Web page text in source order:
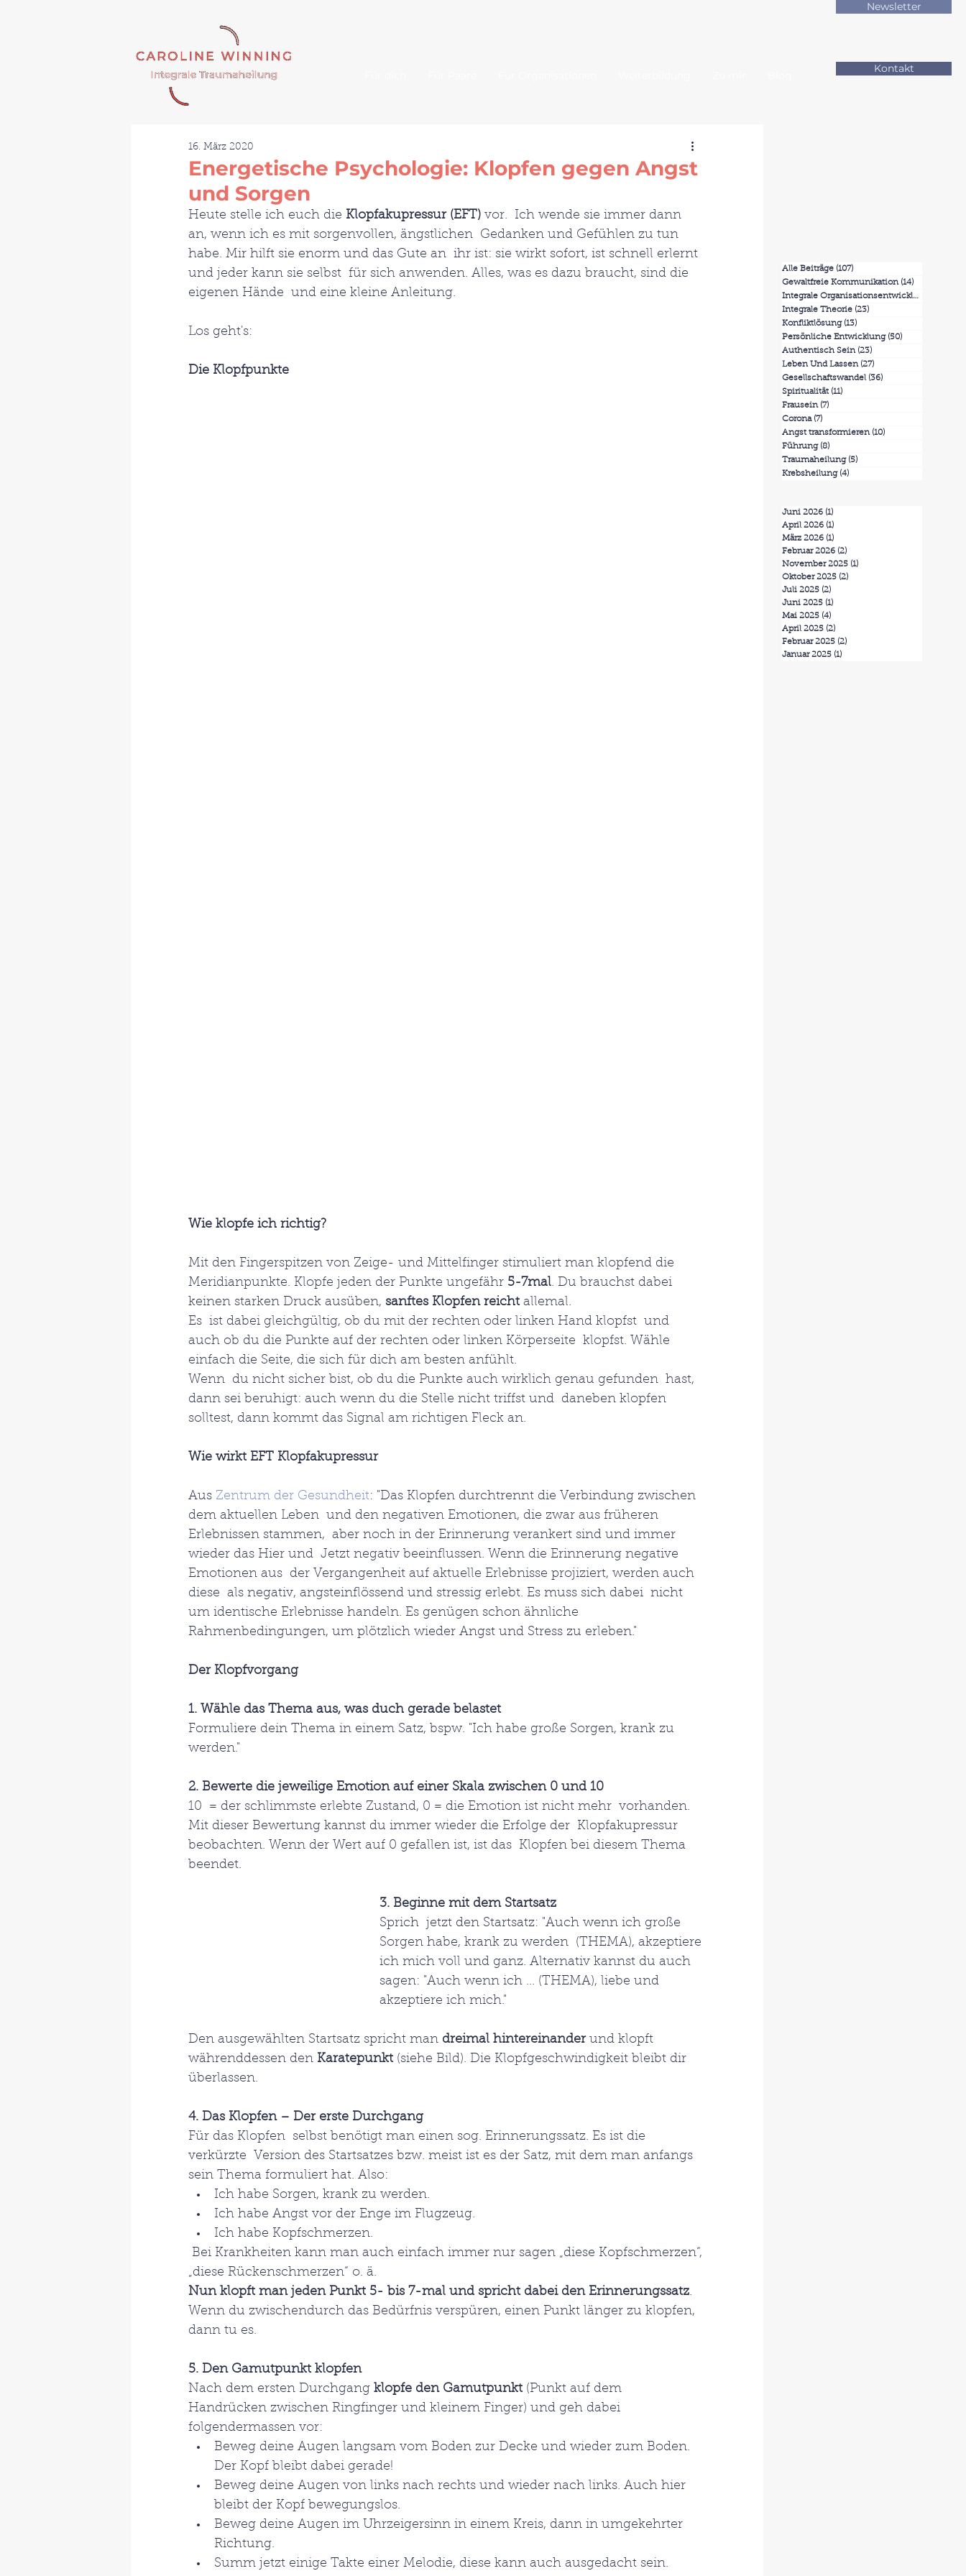
Newsletter
Kontakt
Energetische Psychologie: Klopfen gegen Angst
und Sorgen
16. März 2020
Heute stelle ich euch die Klopfakupressur (EFT) vor.  Ich wende sie immer dann
an, wenn ich es mit sorgenvollen, ängstlichen  Gedanken und Gefühlen zu tun
habe. Mir hilft sie enorm und das Gute an  ihr ist: sie wirkt sofort, ist schnell erlernt
und jeder kann sie selbst  für sich anwenden. Alles, was es dazu braucht, sind die
eigenen Hände  und eine kleine Anleitung.
Los geht's:
Die Klopfpunkte
Wie klopfe ich richtig?
Mit den Fingerspitzen von Zeige- und Mittelfinger stimuliert man klopfend die
Meridianpunkte. Klopfe jeden der Punkte ungefähr 5-7mal. Du brauchst dabei
keinen starken Druck ausüben, sanftes Klopfen reicht allemal.
Es  ist dabei gleichgültig, ob du mit der rechten oder linken Hand klopfst  und
auch ob du die Punkte auf der rechten oder linken Körperseite  klopfst. Wähle
einfach die Seite, die sich für dich am besten anfühlt.
Wenn  du nicht sicher bist, ob du die Punkte auch wirklich genau gefunden  hast,
dann sei beruhigt: auch wenn du die Stelle nicht triffst und  daneben klopfen
solltest, dann kommt das Signal am richtigen Fleck an.
Wie wirkt EFT Klopfakupressur
Aus Zentrum der Gesundheit: "Das Klopfen durchtrennt die Verbindung zwischen
dem aktuellen Leben  und den negativen Emotionen, die zwar aus früheren
Erlebnissen stammen,  aber noch in der Erinnerung verankert sind und immer
wieder das Hier und  Jetzt negativ beeinflussen. Wenn die Erinnerung negative
Emotionen aus  der Vergangenheit auf aktuelle Erlebnisse projiziert, werden auch
diese  als negativ, angsteinflössend und stressig erlebt. Es muss sich dabei  nicht
um identische Erlebnisse handeln. Es genügen schon ähnliche
Rahmenbedingungen, um plötzlich wieder Angst und Stress zu erleben."
Der Klopfvorgang
1. Wähle das Thema aus, was duch gerade belastet
Formuliere dein Thema in einem Satz, bspw. "Ich habe große Sorgen, krank zu
werden."
2. Bewerte die jeweilige Emotion auf einer Skala zwischen 0 und 10
10  = der schlimmste erlebte Zustand, 0 = die Emotion ist nicht mehr  vorhanden.
Mit dieser Bewertung kannst du immer wieder die Erfolge der  Klopfakupressur
beobachten. Wenn der Wert auf 0 gefallen ist, ist das  Klopfen bei diesem Thema
beendet.
3. Beginne mit dem Startsatz
Sprich  jetzt den Startsatz: "Auch wenn ich große
Sorgen habe, krank zu werden  (THEMA), akzeptiere
ich mich voll und ganz. Alternativ kannst du auch
sagen: "Auch wenn ich ... (THEMA), liebe und
akzeptiere ich mich."
Den ausgewählten Startsatz spricht man dreimal hintereinander und klopft
währenddessen den Karatepunkt (siehe Bild). Die Klopfgeschwindigkeit bleibt dir
überlassen.
4. Das Klopfen – Der erste Durchgang
Für das Klopfen  selbst benötigt man einen sog. Erinnerungssatz. Es ist die
verkürzte  Version des Startsatzes bzw. meist ist es der Satz, mit dem man anfangs
sein Thema formuliert hat. Also:
Ich habe Sorgen, krank zu werden.
Ich habe Angst vor der Enge im Flugzeug.
Ich habe Kopfschmerzen.
„diese Rückenschmerzen“ o. ä.
Nun klopft man jeden Punkt 5- bis 7-mal und spricht dabei den Erinnerungssatz.
Wenn du zwischendurch das Bedürfnis verspüren, einen Punkt länger zu klopfen,
dann tu es.
5. Den Gamutpunkt klopfen
Nach dem ersten Durchgang klopfe den Gamutpunkt (Punkt auf dem
Handrücken zwischen Ringfinger und kleinem Finger) und geh dabei
folgendermassen vor:
Beweg deine Augen langsam vom Boden zur Decke und wieder zum Boden.
Der Kopf bleibt dabei gerade!
Beweg deine Augen von links nach rechts und wieder nach links. Auch hier
bleibt der Kopf bewegungslos.
Beweg deine Augen im Uhrzeigersinn in einem Kreis, dann in umgekehrter
Richtung.
Summ jetzt einige Takte einer Melodie, diese kann auch ausgedacht sein.
Alle Beiträge (107)
Gewaltfreie Kommunikation (14)
Integrale Organisationsentwicklung
Integrale Theorie (23)
Konfliktlösung (13)
Persönliche Entwicklung (50)
Authentisch Sein (23)
Leben Und Lassen (27)
Gesellschaftswandel (36)
Spiritualität (11)
Frausein (7)
Corona (7)
Angst transformieren (10)
Führung (8)
Traumaheilung (5)
Krebsheilung (4)
Juni 2026 (1)
April 2026 (1)
März 2026 (1)
Februar 2026 (2)
November 2025 (1)
Oktober 2025 (2)
Juli 2025 (2)
Juni 2025 (1)
Mai 2025 (4)
April 2025 (2)
Februar 2025 (2)
Januar 2025 (1)